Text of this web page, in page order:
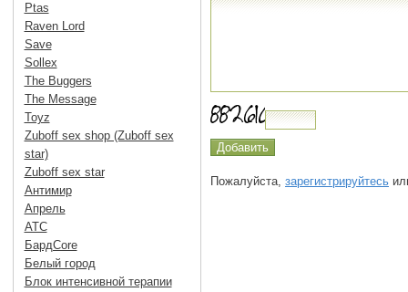
Пожалуйста, зарегистрируйтесь
Ptas
Raven Lord
Save
Sollex
The Buggers
The Message
Toyz
Zuboff sex shop (Zuboff sex
star)
Zuboff sex star
Антимир
Апрель
АТС
БардCore
Белый город
Блок интенсивной терапии